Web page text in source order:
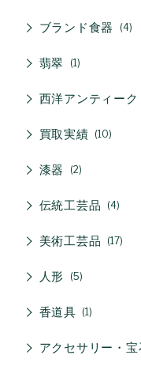
ブランド食器 4
翡翠 1
西洋アンティーク
買取実績 10
漆器 2
伝統工芸品 4
美術工芸品 17
人形 5
香道具 1
アクセサリー・宝